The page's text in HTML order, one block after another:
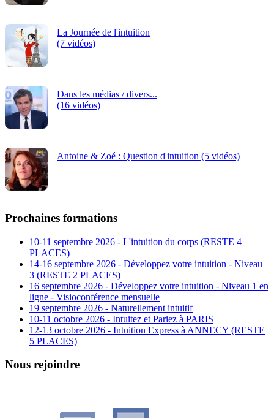
La Journée de l'intuition
(7 vidéos)
Dans les médias / divers...
(16 vidéos)
Antoine & Zoé : Question d'intuition (5 vidéos)
Prochaines formations
10-11 septembre 2026 - L'intuition du corps (RESTE 4
PLACES)
14-16 septembre 2026 - Développez votre intuition - Niveau
3 (RESTE 2 PLACES)
16 septembre 2026 - Développez votre intuition - Niveau 1 en
ligne - Visioconférence mensuelle
19 septembre 2026 - Naturellement intuitif
10-11 octobre 2026 - Intuitez et Pariez à PARIS
12-13 octobre 2026 - Intuition Express à ANNECY (RESTE
5 PLACES)
Nous rejoindre